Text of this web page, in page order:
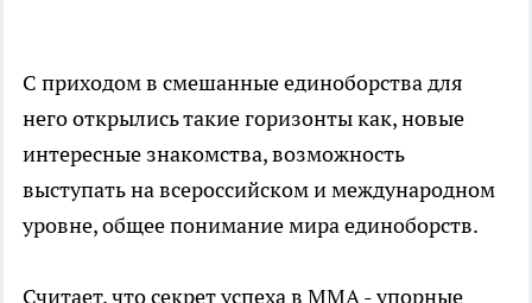
С приходом в смешанные единоборства для
него открылись такие горизонты как, новые
интересные знакомства, возможность
выступать на всероссийском и международном
уровне, общее понимание мира единоборств.
Считает, что секрет успеха в ММА - упорные